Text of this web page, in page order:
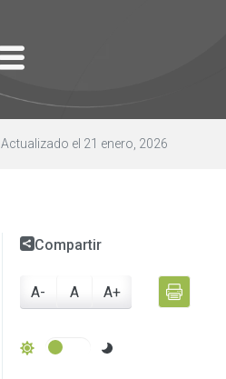
Actualizado el 21 enero, 2026
Compartir
A- A A+